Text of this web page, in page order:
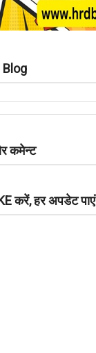
कमेन्ट
करें, हर अपडेट पाएं